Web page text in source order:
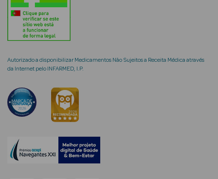
Rosto e
Cosmética
Rosto
Hidratantes
Séruns Faciais
Creme de Olhos
Anti-
Autorizado a disponibilizar Medicamentos Não Sujeitos a Receita Médica através
da Internet pelo INFARMED, I.P.